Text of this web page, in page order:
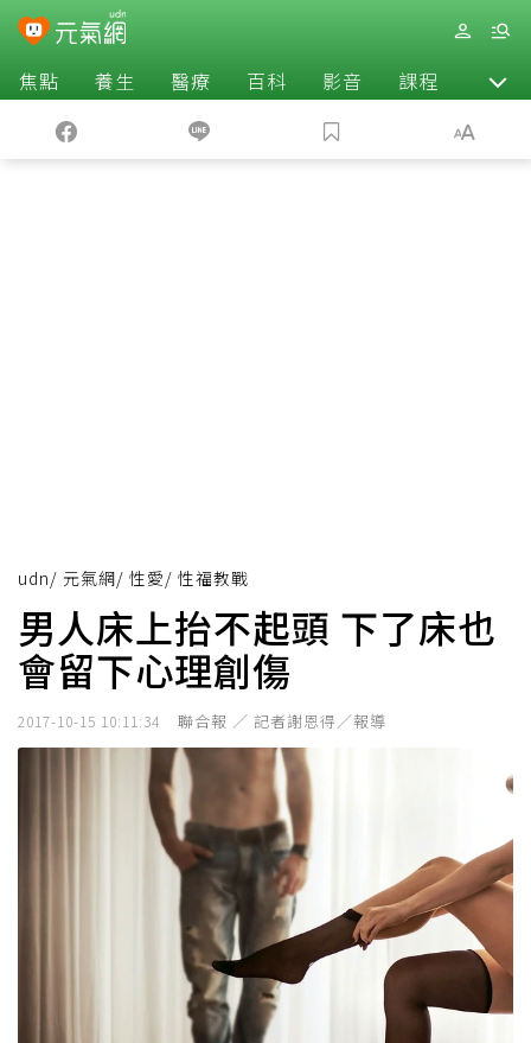
焦點 養生 醫療 百科 影音 課程 退休
udn/ 元氣網/ 性愛/ 性福教戰
男人床上抬不起頭 下了床也
會留下心理創傷
2017-10-15 10:11:34 聯合報 ／ 記者謝恩得／報導